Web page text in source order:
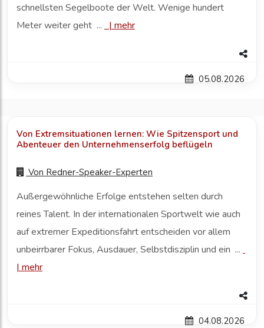
schnellsten Segelboote der Welt. Wenige hundert
Meter weiter geht ...
| mehr
05.08.2026
Von Extremsituationen lernen: Wie Spitzensport und
Abenteuer den Unternehmenserfolg beflügeln
Von Redner-Speaker-Experten
Außergewöhnliche Erfolge entstehen selten durch
reines Talent. In der internationalen Sportwelt wie auch
auf extremer Expeditionsfahrt entscheiden vor allem
unbeirrbarer Fokus, Ausdauer, Selbstdisziplin und ein ...
| mehr
04.08.2026